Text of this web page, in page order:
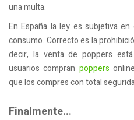
una multa.
En España la ley es subjetiva
consumo. Correcto es la
decir, la venta de poppers
usuarios compran poppers
que los compres con total
Finalmente...